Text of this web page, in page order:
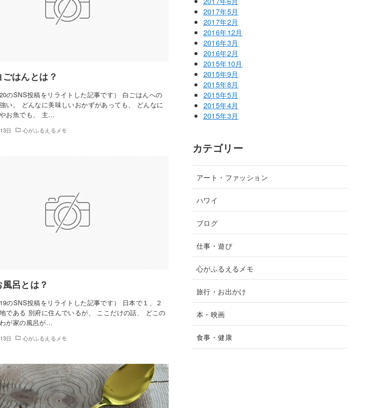
はんとは？
20のSNS投稿をリライトした記事です） 白ごはんへの
い。 どんなに美味しいおかずがあっても、 どんなに
お魚でも、 主…
日 心がふるえるメモ
呂とは？
のSNS投稿をリライトした記事です） 日本で１、２
である 別府に住んでいるが、 ここだけの話、 どこの
が家の風呂が…
日 心がふるえるメモ
2017年5月
2017年2月
2016年12月
2016年3月
2016年2月
2015年10月
2015年9月
2015年8月
2015年5月
2015年4月
2015年3月
カテゴリー
アート・ファッション
ハワイ
ブログ
仕事・遊び
心がふるえるメモ
旅行・お出かけ
本・映画
食事・健康